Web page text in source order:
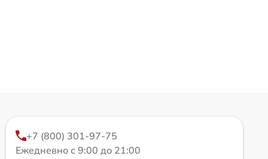
+7 (800) 301-97-75
Ежедневно с 9:00 до 21:00